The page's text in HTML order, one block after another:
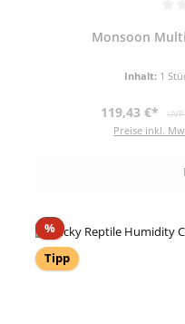
Monsoon
Inhalt: 1
119,43 €*
Preise inkl.
%Rabatt
Tipp